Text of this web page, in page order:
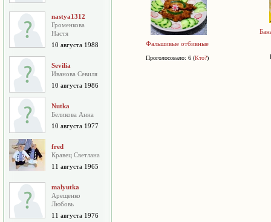
nastya1312
Громенкова
Настя
10 августа 1988
Sevilia
Иванова Севиля
10 августа 1986
Nutka
Беликова Анна
10 августа 1977
fred
Кравец Светлана
11 августа 1965
malyutka
Арещенко
Любовь
11 августа 1976
Фальшивые отбивные
Проголосовало: 6 (Кто?)